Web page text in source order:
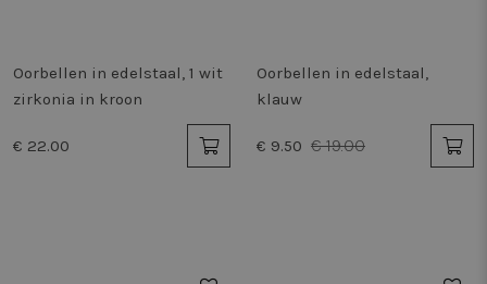
Oorbellen in edelstaal, 1 wit
zirkonia in kroon
€ 22.00
Oorbellen in edelstaal,
klauw
€ 9.50 € 19.00